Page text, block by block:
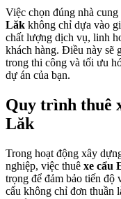
Việc chọn đúng nhà cung
Lăk không chỉ dựa vào
chất lượng dịch vụ, linh
khách hàng. Điều này sẽ
trong thi công và tối ưu
dự án của bạn.
Quy trình thuê
Lăk
Trong hoạt động xây
nghiệp, việc thuê xe cẩu
trọng để đảm bảo tiến độ
cẩu không chỉ đơn thuần